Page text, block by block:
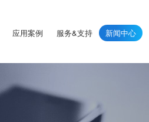
应用案例 服务&支持 新闻中心